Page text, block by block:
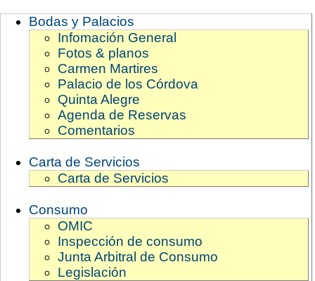
Bodas y Palacios
Infomación General
Fotos & planos
Carmen Martires
Palacio de los Córdova
Quinta Alegre
Agenda de Reservas
Comentarios
Carta de Servicios
Carta de Servicios
Consumo
OMIC
Inspección de consumo
Junta Arbitral de Consumo
Legislación